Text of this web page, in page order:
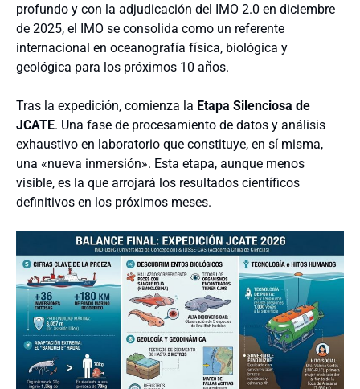
profundo y con la adjudicación del IMO 2.0 en diciembre
de 2025, el IMO se consolida como un referente
internacional en oceanografía física, biológica y
geológica para los próximos 10 años.
Tras la expedición, comienza la Etapa Silenciosa de
JCATE. Una fase de procesamiento de datos y análisis
exhaustivo en laboratorio que constituye, en sí misma,
una «nueva inmersión». Esta etapa, aunque menos
visible, es la que arrojará los resultados científicos
definitivos en los próximos meses.